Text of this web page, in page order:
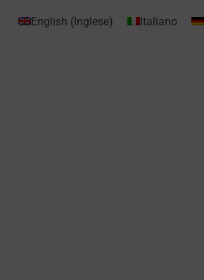
English (Inglese) Italiano